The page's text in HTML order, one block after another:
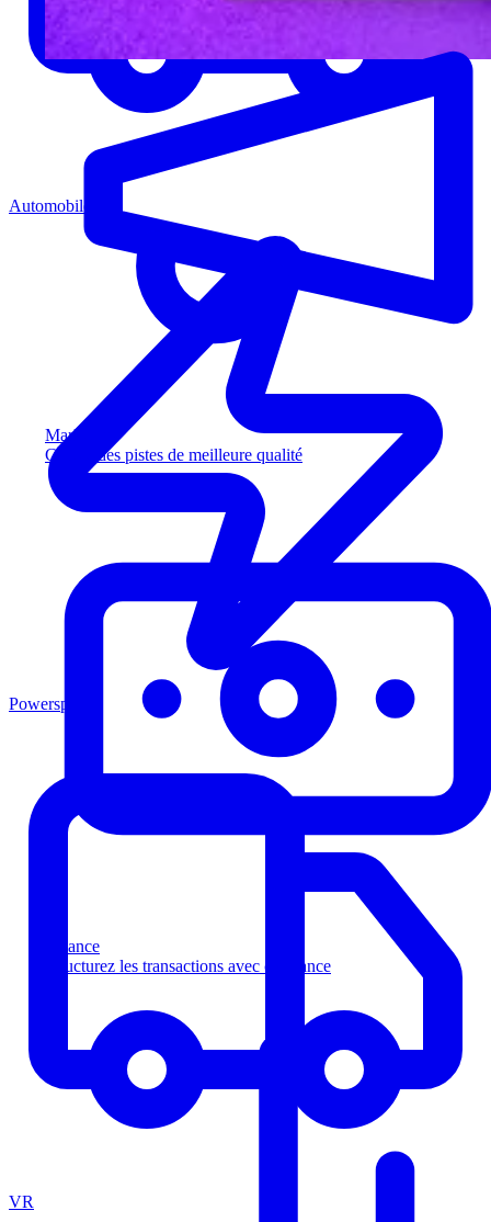
Marketing
Captez des pistes de meilleure qualité
Finance
Structurez les transactions avec confiance
Automobile
Powersports
VR